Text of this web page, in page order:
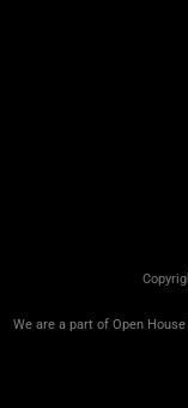
We are a part of Open